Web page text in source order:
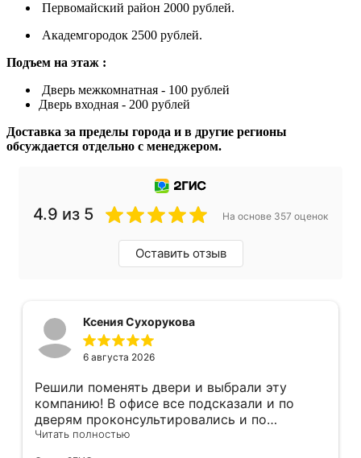
Первомайский район 2000 рублей.
Академгородок 2500 рублей.
Подъем на этаж :
Дверь межкомнатная - 100 рублей
Дверь входная - 200 рублей
Доставка за пределы города и в другие регионы
обсуждается отдельно с менеджером.
4.9 из 5 На основе 357 оценок
Оставить отзыв
Ксения Сухорукова
6 августа 2026
Решили поменять двери и выбрали эту
компанию! В офисе все подсказали и по
дверям проконсультировались и по
фурнитуре. Анастасия ответила на все
Читать полностью